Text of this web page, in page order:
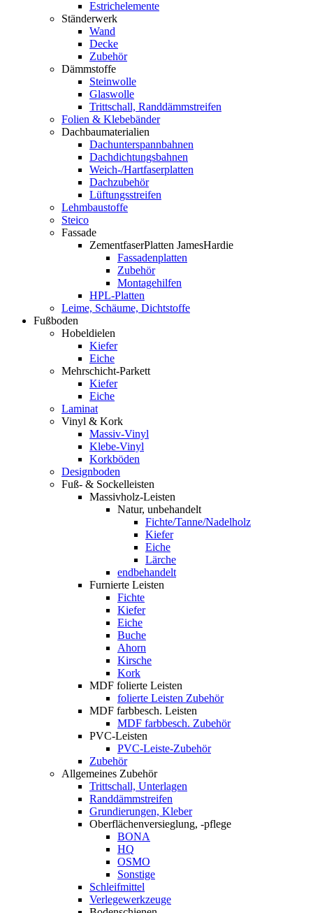
Estrichelemente
Ständerwerk
Wand
Decke
Zubehör
Dämmstoffe
Steinwolle
Glaswolle
Trittschall, Randdämmstreifen
Folien & Klebebänder
Dachbaumaterialien
Dachunterspannbahnen
Dachdichtungsbahnen
Weich-/Hartfaserplatten
Dachzubehör
Lüftungsstreifen
Lehmbaustoffe
Steico
Fassade
ZementfaserPlatten JamesHardie
Fassadenplatten
Zubehör
Montagehilfen
HPL-Platten
Leime, Schäume, Dichtstoffe
Fußboden
Hobeldielen
Kiefer
Eiche
Mehrschicht-Parkett
Kiefer
Eiche
Laminat
Vinyl & Kork
Massiv-Vinyl
Klebe-Vinyl
Korkböden
Designboden
Fuß- & Sockelleisten
Massivholz-Leisten
Natur, unbehandelt
Fichte/Tanne/Nadelholz
Kiefer
Eiche
Lärche
endbehandelt
Furnierte Leisten
Fichte
Kiefer
Eiche
Buche
Ahorn
Kirsche
Kork
MDF folierte Leisten
folierte Leisten Zubehör
MDF farbbesch. Leisten
MDF farbbesch. Zubehör
PVC-Leisten
PVC-Leiste-Zubehör
Zubehör
Allgemeines Zubehör
Trittschall, Unterlagen
Randdämmstreifen
Grundierungen, Kleber
Oberflächenversieglung, -pflege
BONA
HQ
OSMO
Sonstige
Schleifmittel
Verlegewerkzeuge